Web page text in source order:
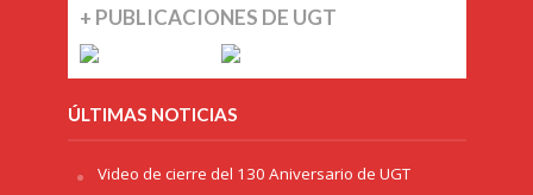
+ PUBLICACIONES DE UGT
ÚLTIMAS NOTICIAS
Video de cierre del 130 Aniversario de UGT